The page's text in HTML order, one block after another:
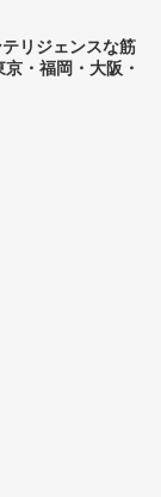
リジェンスな筋
・福岡・大阪・